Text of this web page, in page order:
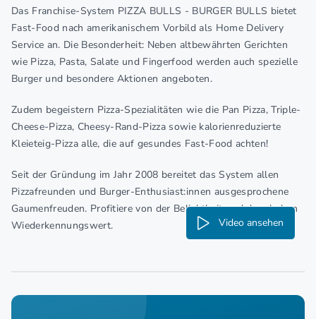
Das Franchise-System PIZZA BULLS - BURGER BULLS bietet
Fast-Food nach amerikanischem Vorbild als Home Delivery
Service an. Die Besonderheit: Neben altbewährten Gerichten
wie Pizza, Pasta, Salate und Fingerfood werden auch spezielle
Burger und besondere Aktionen angeboten.
Zudem begeistern Pizza-Spezialitäten wie die Pan Pizza, Triple-
Cheese-Pizza, Cheesy-Rand-Pizza sowie kalorienreduzierte
Kleieteig-Pizza alle, die auf gesundes Fast-Food achten!
Seit der Gründung im Jahr 2008 bereitet das System allen
Pizzafreunden und Burger-Enthusiast:innen ausgesprochene
Gaumenfreuden. Profitiere von der Beliebtheit und dem hohen
Wiederkennungswert.
Video ansehen